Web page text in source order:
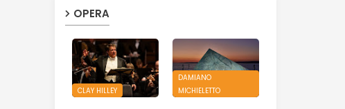
OPERA
CLAY HILLEY
DAMIANO
MICHIELETTO